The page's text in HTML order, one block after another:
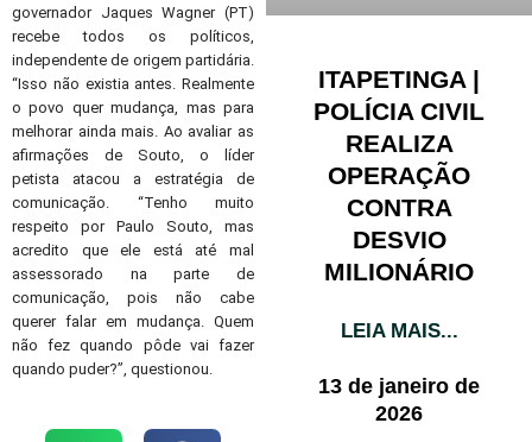
governador Jaques Wagner (PT)
recebe todos os políticos,
independente de origem partidária.
“Isso não existia antes. Realmente
o povo quer mudança, mas para
melhorar ainda mais. Ao avaliar as
afirmações de Souto, o líder
petista atacou a estratégia de
comunicação. “Tenho muito
respeito por Paulo Souto, mas
acredito que ele está até mal
assessorado na parte de
comunicação, pois não cabe
querer falar em mudança. Quem
não fez quando pôde vai fazer
quando puder?”, questionou.
ITAPETINGA |
POLÍCIA CIVIL
REALIZA
OPERAÇÃO
CONTRA
DESVIO
MILIONÁRIO
LEIA MAIS...
13 de janeiro de
2026